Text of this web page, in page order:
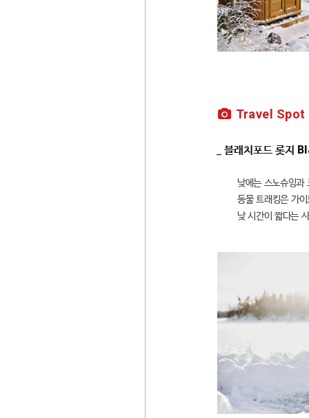
Travel Spot
_ 블래치포드 롯
낮에는 스노슈잉과
동물 트래킹은 가
낮 시간이 짧다는